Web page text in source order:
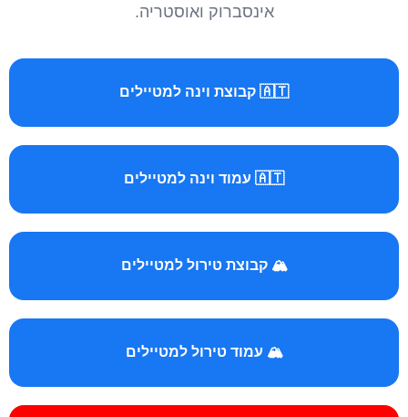
אינסברוק ואוסטריה.
🇦🇹 קבוצת וינה למטיילים
🇦🇹 עמוד וינה למטיילים
🏔️ קבוצת טירול למטיילים
🏔️ עמוד טירול למטיילים